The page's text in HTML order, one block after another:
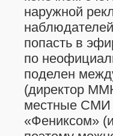
наружной
попасть в
по
поделен
(директор
местные СМИ
«Фениксом»